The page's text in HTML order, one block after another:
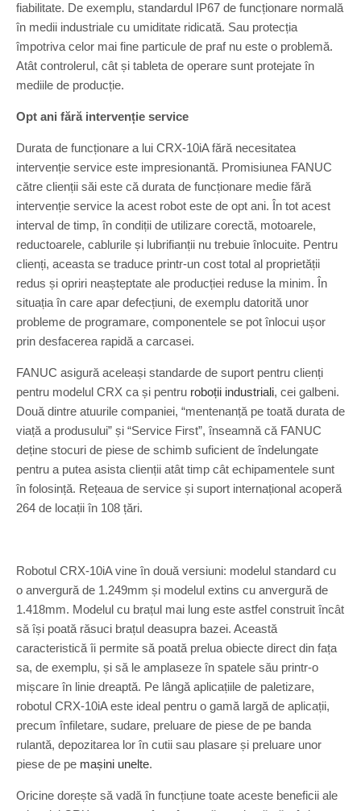
fiabilitate. De exemplu, standardul IP67 de funcționare normală
în medii industriale cu umiditate ridicată. Sau protecția
împotriva celor mai fine particule de praf nu este o problemă.
Atât controlerul, cât și tableta de operare sunt protejate în
mediile de producție.
Opt ani fără intervenție service
Durata de funcționare a lui CRX-10iA fără necesitatea
intervenție service este impresionantă. Promisiunea FANUC
către clienții săi este că durata de funcționare medie fără
intervenție service la acest robot este de opt ani. În tot acest
interval de timp, în condiții de utilizare corectă, motoarele,
reductoarele, cablurile și lubrifianții nu trebuie înlocuite. Pentru
clienți, aceasta se traduce printr-un cost total al proprietății
redus și opriri neașteptate ale producției reduse la minim. În
situația în care apar defecțiuni, de exemplu datorită unor
probleme de programare, componentele se pot înlocui ușor
prin desfacerea rapidă a carcasei.
FANUC asigură aceleași standarde de suport pentru clienți
pentru modelul CRX ca și pentru roboții industriali, cei galbeni.
Două dintre atuurile companiei, “mentenanță pe toată durata de
viață a produsului” și “Service First”, înseamnă că FANUC
deține stocuri de piese de schimb suficient de îndelungate
pentru a putea asista clienții atât timp cât echipamentele sunt
în folosință. Rețeaua de service și suport internațional acoperă
264 de locații în 108 țări.
Robotul CRX-10iA vine în două versiuni: modelul standard cu
o anvergură de 1.249mm și modelul extins cu anvergură de
1.418mm. Modelul cu brațul mai lung este astfel construit încât
să își poată răsuci brațul deasupra bazei. Această
caracteristică îi permite să poată prelua obiecte direct din fața
sa, de exemplu, și să le amplaseze în spatele său printr-o
mișcare în linie dreaptă. Pe lângă aplicațiile de paletizare,
robotul CRX-10iA este ideal pentru o gamă largă de aplicații,
precum înfiletare, sudare, preluare de piese de pe banda
rulantă, depozitarea lor în cutii sau plasare și preluare unor
piese de pe mașini unelte.
Oricine dorește să vadă în funcțiune toate aceste beneficii ale